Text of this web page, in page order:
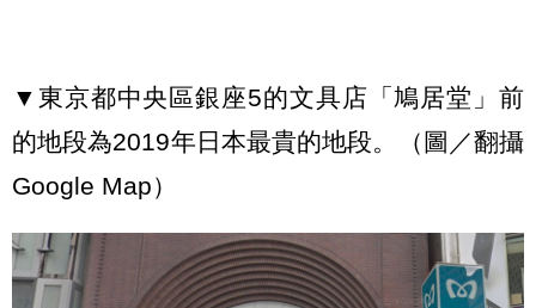
▼東京都中央區銀座5的文具店「鳩居堂」前
的地段為2019年日本最貴的地段。（圖／翻攝
Google Map）